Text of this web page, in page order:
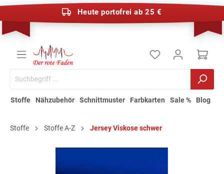
Heute portofrei ab 25 €
Stoffe Nähzubehör Schnittmuster Farbkarten Sale % Blog
Stoffe Stoffe A-Z Jersey Viskose schwer